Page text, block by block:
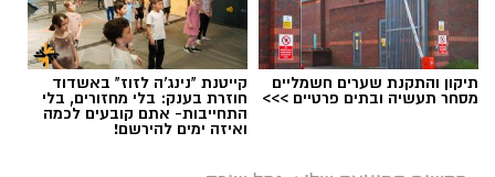
תיקון והתקנת שערים חשמליים
מסחר תעשיה ובתים פרטיים >>>
קייטנת "נינג'ה לזוז" באשדוד
חוזרת בענק: בלי מחזורים, בלי
התחייבות- אתם קובעים לכמה
ואיזה ימים להירשם!